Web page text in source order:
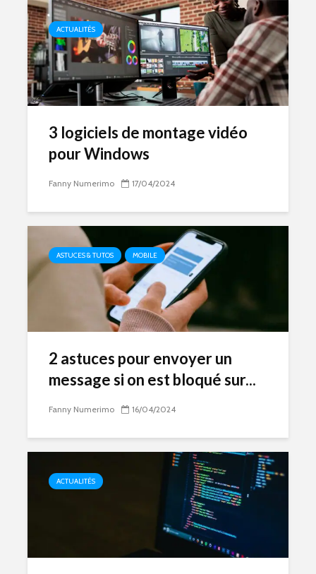
ACTUALITÉS
3 logiciels de montage vidéo
pour Windows
Fanny Numerimo 17/04/2024
ASTUCES & TUTOS MOBILE
2 astuces pour envoyer un
message si on est bloqué sur...
Fanny Numerimo 16/04/2024
ACTUALITÉS